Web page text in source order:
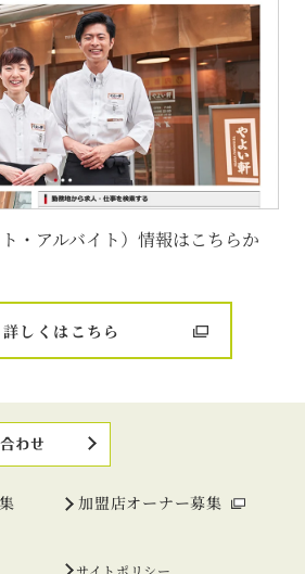
・アルバイト）情報はこちらか
詳しくはこちら
加盟店オーナー募集
サイトポリシー